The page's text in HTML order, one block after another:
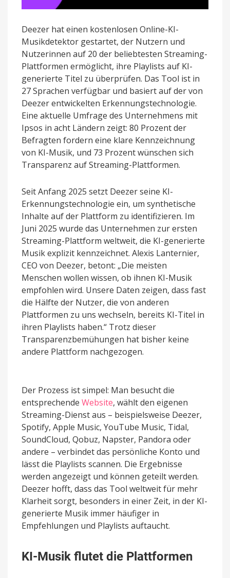
Deezer hat einen kostenlosen Online-KI-
Musikdetektor gestartet, der Nutzern und
Nutzerinnen auf 20 der beliebtesten Streaming-
Plattformen ermöglicht, ihre Playlists auf KI-
generierte Titel zu überprüfen. Das Tool ist in
27 Sprachen verfügbar und basiert auf der von
Deezer entwickelten Erkennungstechnologie.
Eine aktuelle Umfrage des Unternehmens mit
Ipsos in acht Ländern zeigt: 80 Prozent der
Befragten fordern eine klare Kennzeichnung
von KI-Musik, und 73 Prozent wünschen sich
Transparenz auf Streaming-Plattformen.
Seit Anfang 2025 setzt Deezer seine KI-
Erkennungstechnologie ein, um synthetische
Inhalte auf der Plattform zu identifizieren. Im
Juni 2025 wurde das Unternehmen zur ersten
Streaming-Plattform weltweit, die KI-generierte
Musik explizit kennzeichnet. Alexis Lanternier,
CEO von Deezer, betont: „Die meisten
Menschen wollen wissen, ob ihnen KI-Musik
empfohlen wird. Unsere Daten zeigen, dass fast
die Hälfte der Nutzer, die von anderen
Plattformen zu uns wechseln, bereits KI-Titel in
ihren Playlists haben.“ Trotz dieser
Transparenzbemühungen hat bisher keine
andere Plattform nachgezogen.
Der Prozess ist simpel: Man besucht die
entsprechende Website, wählt den eigenen
Streaming-Dienst aus – beispielsweise Deezer,
Spotify, Apple Music, YouTube Music, Tidal,
SoundCloud, Qobuz, Napster, Pandora oder
andere – verbindet das persönliche Konto und
lässt die Playlists scannen. Die Ergebnisse
werden angezeigt und können geteilt werden.
Deezer hofft, dass das Tool weltweit für mehr
Klarheit sorgt, besonders in einer Zeit, in der KI-
generierte Musik immer häufiger in
Empfehlungen und Playlists auftaucht.
KI-Musik flutet die Plattformen